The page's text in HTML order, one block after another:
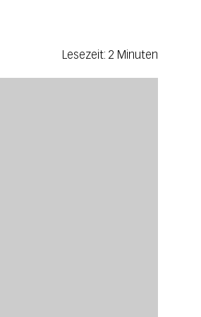
Lesezeit: 2 Minuten